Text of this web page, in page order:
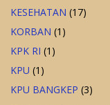
KESEHATAN (17)
KORBAN (1)
KPK RI (1)
KPU (1)
KPU BANGKEP (3)